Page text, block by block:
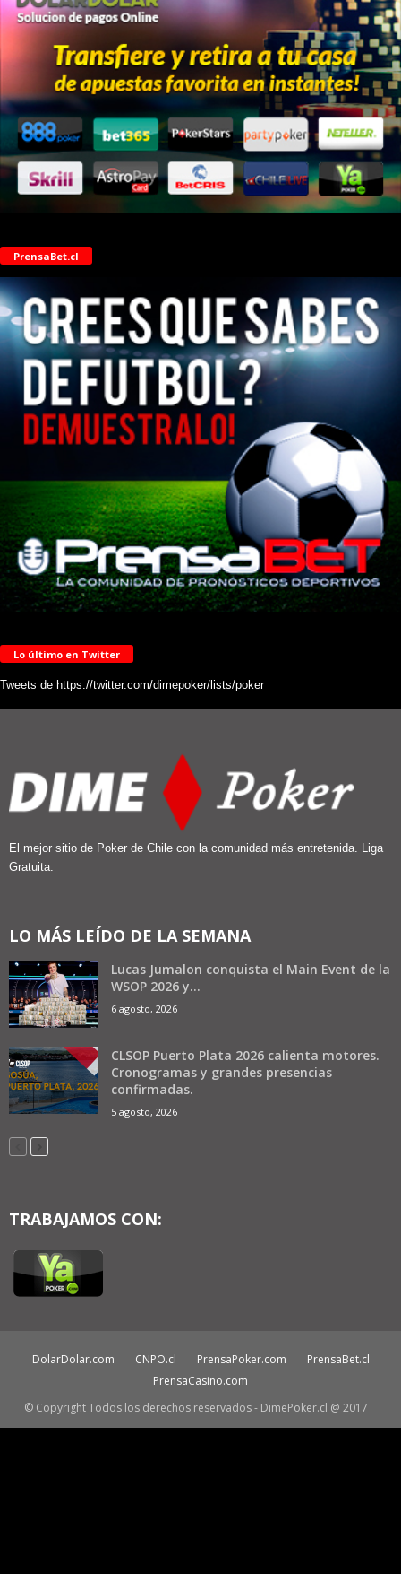
PrensaBet.cl
Lo último en Twitter
Tweets de https://twitter.com/dimepoker/lists/poker
El mejor sitio de Poker de Chile con la comunidad más entretenida. Liga
Gratuita.
LO MÁS LEÍDO DE LA SEMANA
Lucas Jumalon conquista el Main Event de la
WSOP 2026 y...
6 agosto, 2026
CLSOP Puerto Plata 2026 calienta motores.
Cronogramas y grandes presencias
confirmadas.
5 agosto, 2026
TRABAJAMOS CON:
DolarDolar.com CNPO.cl PrensaPoker.com
PrensaBet.cl
PrensaCasino.com
© Copyright Todos los derechos reservados - DimePoker.cl @ 2017